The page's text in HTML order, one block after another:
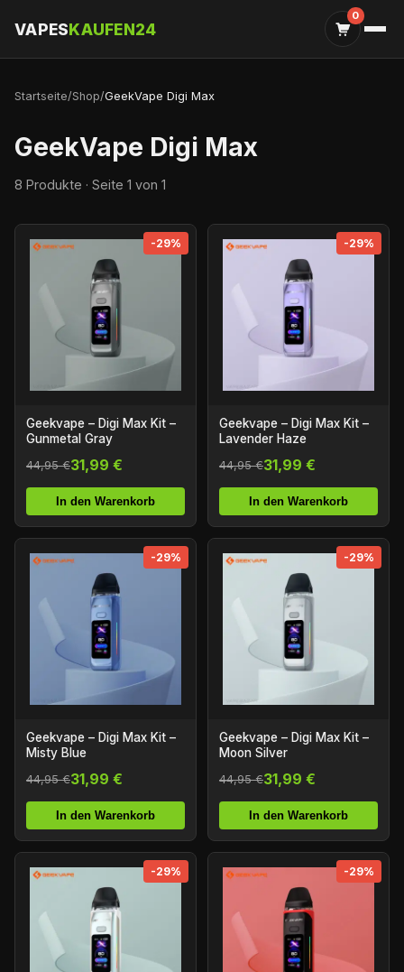
VAPESKAUFEN24
0
Startseite/Shop/GeekVape Digi Max
GeekVape Digi Max
8 Produkte · Seite 1 von 1
-29%
Geekvape – Digi Max Kit –
Gunmetal Gray
44,95 €31,99 €
In den Warenkorb
-29%
Geekvape – Digi Max Kit –
Lavender Haze
44,95 €31,99 €
In den Warenkorb
-29%
Geekvape – Digi Max Kit –
Misty Blue
44,95 €31,99 €
In den Warenkorb
-29%
Geekvape – Digi Max Kit –
Moon Silver
44,95 €31,99 €
In den Warenkorb
-29% -29%